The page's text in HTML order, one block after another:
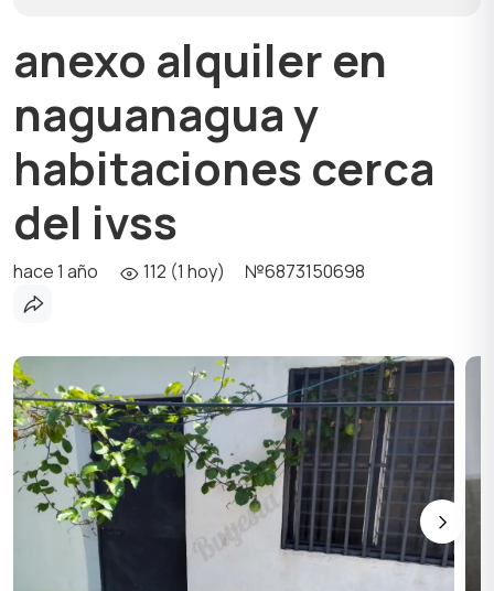
anexo alquiler en
naguanagua y
habitaciones cerca
del ivss
hace 1 año 112 (1 hoy) №6873150698